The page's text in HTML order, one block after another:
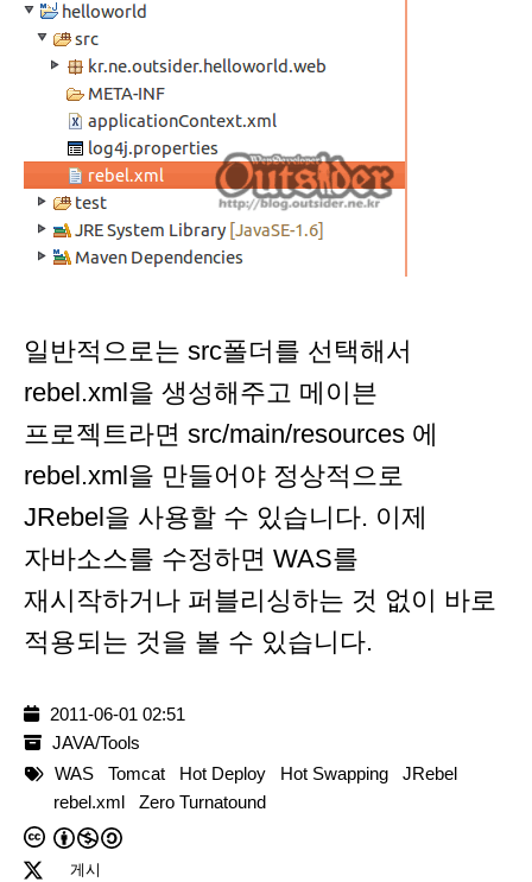
일반적으로는 src폴더를 선택해서
rebel.xml을 생성해주고 메이븐
프로젝트라면 src/main/resources 에
rebel.xml을 만들어야 정상적으로
JRebel을 사용할 수 있습니다. 이제
자바소스를 수정하면 WAS를
재시작하거나 퍼블리싱하는 것 없이 바로
적용되는 것을 볼 수 있습니다.
2011-06-01 02:51
JAVA/Tools
WAS
Tomcat Hot Deploy Hot Swapping
JRebel
rebel.xml
Zero Turnatound
게시